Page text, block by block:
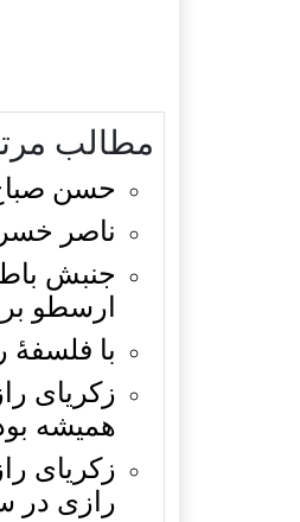
مطالب
حسن
ناصر
جنبش
ارسطو
با
زکریای
همیشه
زکریای
رازی در